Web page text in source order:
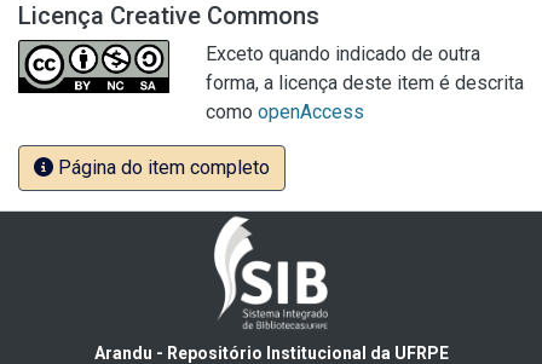
Licença Creative Commons
Exceto quando indicado de outra
forma, a licença deste item é descrita
como openAccess
Página do item completo
Arandu - Repositório Institucional da UFRPE